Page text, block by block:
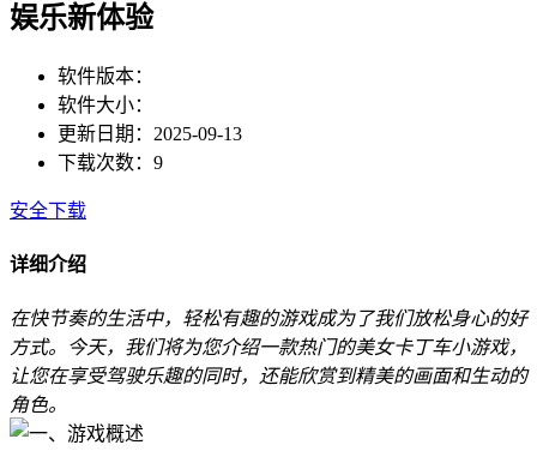
娱乐新体验
软件版本：
软件大小：
更新日期：2025-09-13
下载次数：9
安全下载
详细介绍
在快节奏的生活中，轻松有趣的游戏成为了我们放松身心的好
方式。今天，我们将为您介绍一款热门的美女卡丁车小游戏，
让您在享受驾驶乐趣的同时，还能欣赏到精美的画面和生动的
角色。